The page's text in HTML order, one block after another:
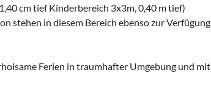
cm tief Kinderbereich 3x3m, 0,40 m tief)
stehen in diesem Bereich ebenso zur Verfügung
Ferien in traumhafter Umgebung und mit